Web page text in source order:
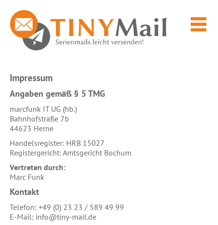
Impressum
Angaben gemäß § 5 TMG
marcfunk IT UG (hb.)
Bahnhofstraße 7b
44623 Herne
Handelsregister: HRB 15027
Registergericht: Amtsgericht Bochum
Vertreten durch:
Marc Funk
Kontakt
Telefon: +49 (0) 23 23 / 589 49 99
E-Mail: info@tiny-mail.de